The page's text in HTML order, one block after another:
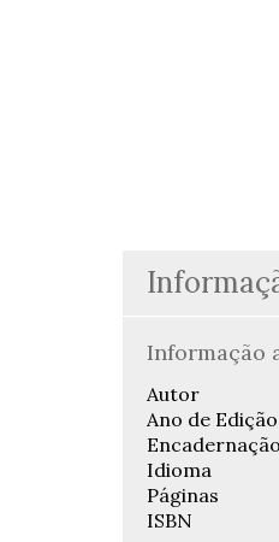
Informação
Autor
Ano de Edição
Encadernação
Idioma
Páginas
ISBN